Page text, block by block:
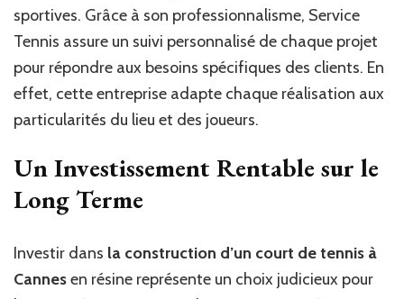
sportives. Grâce à son professionnalisme, Service
Tennis assure un suivi personnalisé de chaque projet
pour répondre aux besoins spécifiques des clients. En
effet, cette entreprise adapte chaque réalisation aux
particularités du lieu et des joueurs.
Un Investissement Rentable sur le
Long Terme
Investir dans la construction d’un court de tennis à
Cannesen résine représente un choix judicieux pour